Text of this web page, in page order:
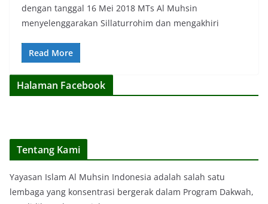
dengan tanggal 16 Mei 2018 MTs Al Muhsin
menyelenggarakan Sillaturrohim dan mengakhiri
Read More
Halaman Facebook
Tentang Kami
Yayasan Islam Al Muhsin Indonesia adalah salah satu
lembaga yang konsentrasi bergerak dalam Program Dakwah,